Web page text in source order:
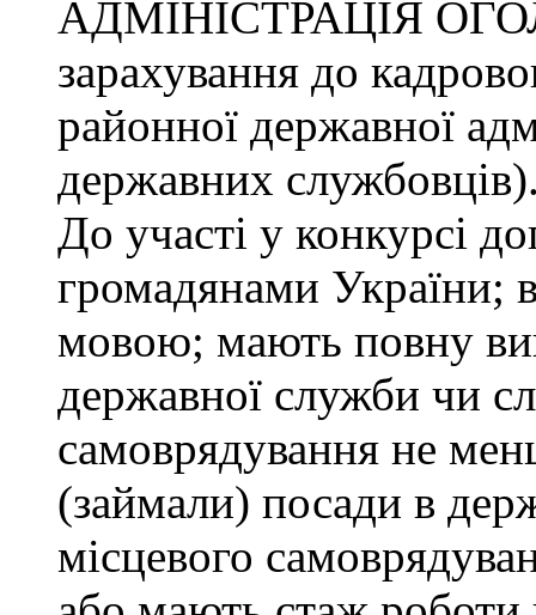
АДМІНІСТРАЦІЯ
зарахування до
районної державної
державних
До участі у конкурсі
громадянами України;
мовою; мають повну
державної служби чи
самоврядування не
(займали) посади в
місцевого